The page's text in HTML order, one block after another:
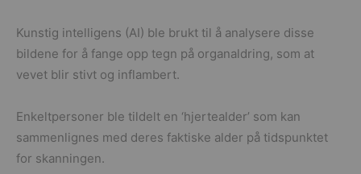
Kunstig intelligens (AI) ble brukt til å analysere disse
bildene for å fange opp tegn på organaldring, som at
vevet blir stivt og inflambert.
Enkeltpersoner ble tildelt en ‘hjertealder’ som kan
sammenlignes med deres faktiske alder på tidspunktet
for skanningen.